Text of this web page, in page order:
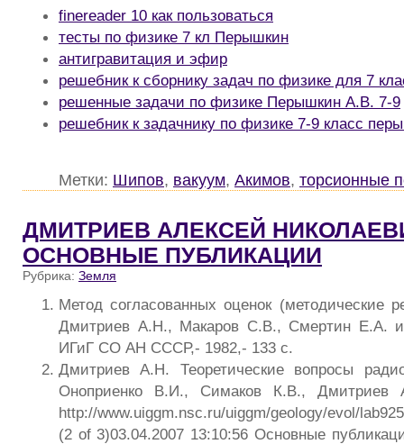
finereader 10 как пользоваться
тесты по физике 7 кл Перышкин
антигравитация и эфир
решебник к сборнику задач по физике для 7
решенные задачи по физике Перышкин А.В. 7-9
решебник к задачнику по физике 7-9 класс
Метки: Шипов, вакуум, Акимов, торсионные
ДМИТРИЕВ АЛЕКСЕЙ
ОСНОВНЫЕ ПУБЛИКАЦИИ
Рубрика: Земля
Метод согласованных оценок (методические
Дмитриев А.Н., Макаров С.В., Смертин Е.А.
ИГиГ СО АН СССР,- 1982,- 133 с.
Дмитриев А.Н. Теоретические вопросы
Оноприенко В.И., Симаков К.В., Дмитриев
http://www.uiggm.nsc.ru/uiggm/geology/evol/
(2 of 3)03.04.2007 13:10:56 Основные